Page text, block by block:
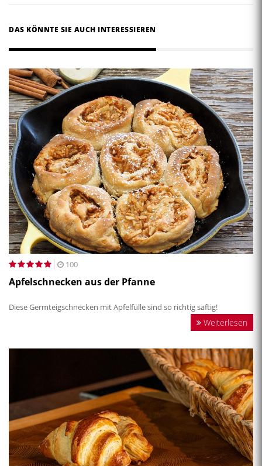
DAS KÖNNTE SIE AUCH INTERESSIEREN
100
Apfelschnecken aus der Pfanne
Diese Germteigschnecken mit Apfelfülle sind so richtig saftig!
Weiterlesen